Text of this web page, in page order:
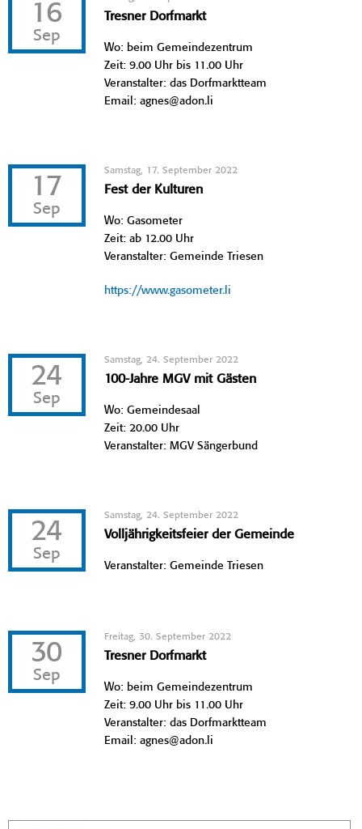
16
Sep
Tresner Dorfmarkt
Wo: beim Gemeindezentrum
Zeit: 9.00 Uhr bis 11.00 Uhr
Veranstalter: das Dorfmarktteam
Email: agnes@adon.li
17
Sep
Samstag, 17. September 2022
Fest der Kulturen
Wo: Gasometer
Zeit: ab 12.00 Uhr
Veranstalter: Gemeinde Triesen
https://www.gasometer.li
24
Sep
Samstag, 24. September 2022
100-Jahre MGV mit Gästen
Wo: Gemeindesaal
Zeit: 20.00 Uhr
Veranstalter: MGV Sängerbund
24
Sep
Samstag, 24. September 2022
Volljährigkeitsfeier der Gemeinde
Veranstalter: Gemeinde Triesen
30
Sep
Freitag, 30. September 2022
Tresner Dorfmarkt
Wo: beim Gemeindezentrum
Zeit: 9.00 Uhr bis 11.00 Uhr
Veranstalter: das Dorfmarktteam
Email: agnes@adon.li